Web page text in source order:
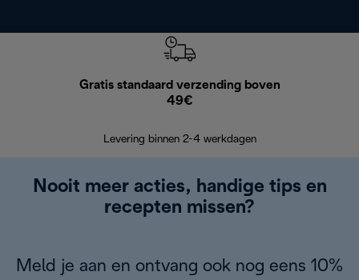
Gratis standaard verzending boven
49€
Levering binnen 2-4 werkdagen
Nooit meer acties, handige tips en
recepten missen?
Meld je aan en ontvang ook nog eens 10%